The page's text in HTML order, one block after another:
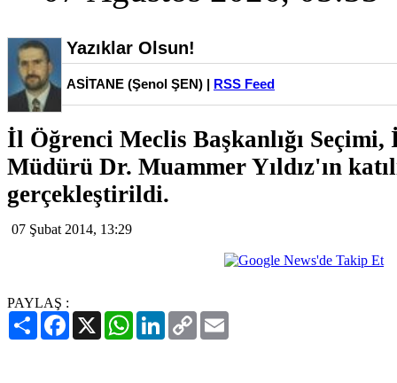
Yazıklar Olsun!
ASİTANE (Şenol ŞEN) | RSS Feed
İl Öğrenci Meclis Başkanlığı
Müdürü Dr. Muammer Yıldız'ın
gerçekleştirildi.
07 Şubat 2014, 13:29
PAYLAŞ :
PaylaşFacebook
X WhatsAppLinkedIn
Copy
Link